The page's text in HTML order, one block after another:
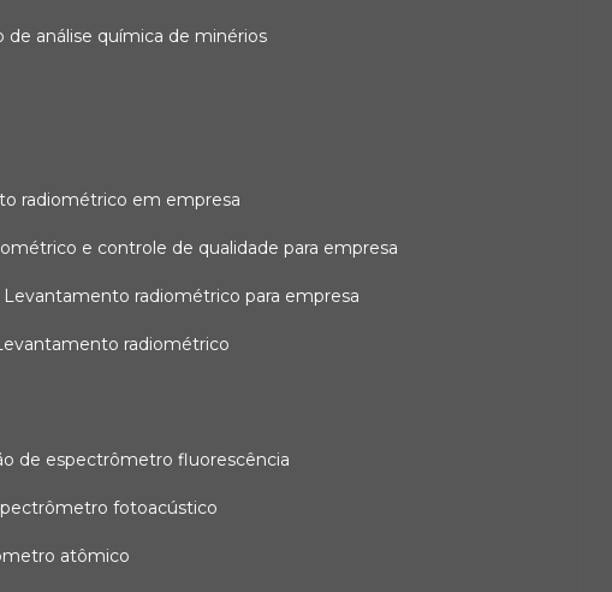
de análise química de minérios
radiométrico em empresa
e controle de qualidade para empresa
levantamento radiométrico para empresa
levantamento radiométrico
de espectrômetro fluorescência
fotoacústico
atômico